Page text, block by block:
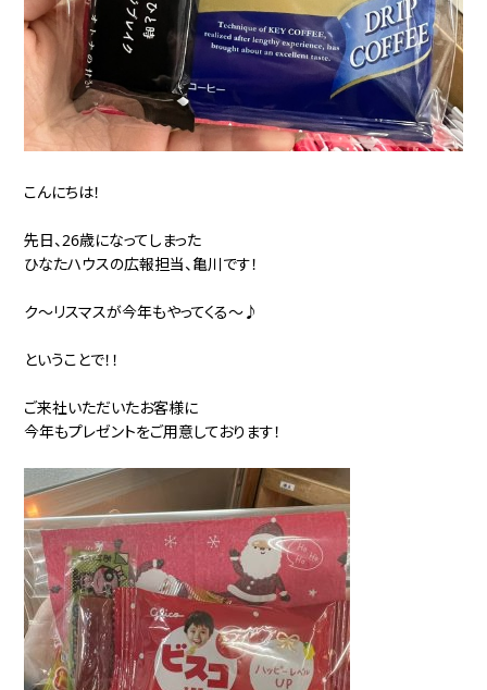
こんにちは！
先日、26歳になってしまった
ひなたハウスの広報担当、亀川です！
ク～リスマスが今年もやってくる～♪
ということで！！
ご来社いただいたお客様に
今年もプレゼントをご用意しております！